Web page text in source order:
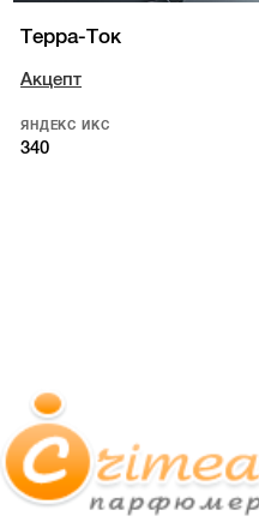
Терра-Ток
Акцепт
ЯНДЕКС ИКС
340